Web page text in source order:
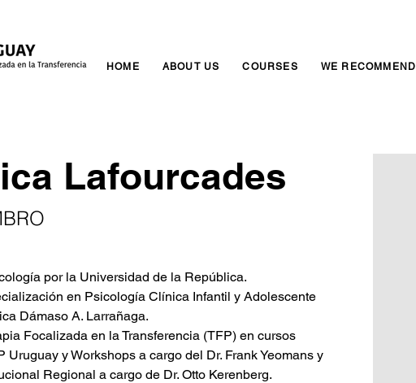
HOME ABOUT US COURSES WE RECOMMEND
Lafourcades
por la Universidad de la República.
en Psicología Clínica Infantil y Adolescente
Dámaso A. Larrañaga.
Focalizada en la Transferencia (TFP) en cursos
Uruguay y Workshops a cargo del Dr. Frank Yeomans y
Regional a cargo de Dr. Otto Kerenberg.